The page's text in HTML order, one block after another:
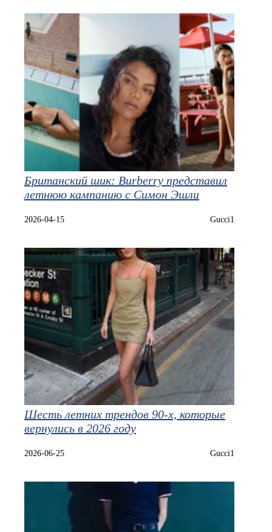
Британский шик: Burberry представил
летнюю кампанию с Симон Эшли
2026-04-15 Gucci1
Шесть летних трендов 90‑х, которые
вернулись в 2026 году
2026-06-25 Gucci1